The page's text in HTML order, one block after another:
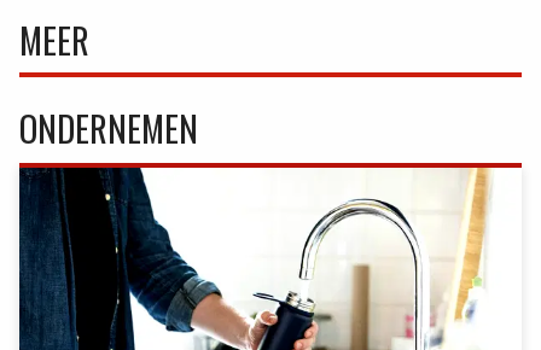
MEER
ONDERNEMEN